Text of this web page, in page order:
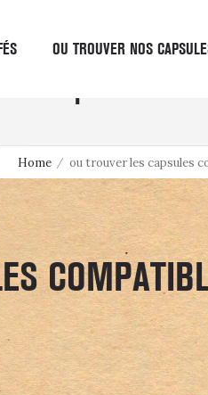
OU TROUVER NOS
Home ou trouver les capsules